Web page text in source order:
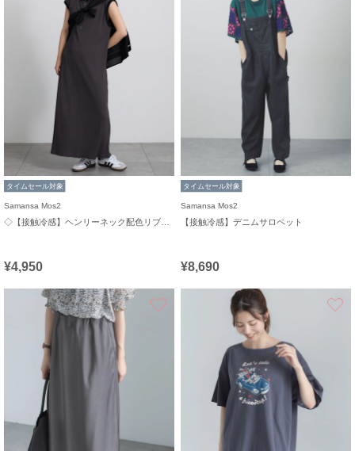
タイムセール対象
Samansa Mos2
¥4,950
タイムセール対象
Samansa Mos2
【接触冷感】デニムサロペット
¥8,690